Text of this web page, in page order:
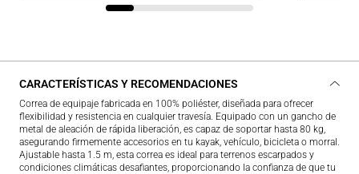
CARACTERÍSTICAS Y RECOMENDACIONES
Correa de equipaje fabricada en 100% poliéster, diseñada para ofrecer
flexibilidad y resistencia en cualquier travesía. Equipado con un gancho de
metal de aleación de rápida liberación, es capaz de soportar hasta 80 kg,
asegurando firmemente accesorios en tu kayak, vehículo, bicicleta o morral.
Ajustable hasta 1.5 m, esta correa es ideal para terrenos escarpados y
condiciones climáticas desafiantes, proporcionando la confianza de que tu